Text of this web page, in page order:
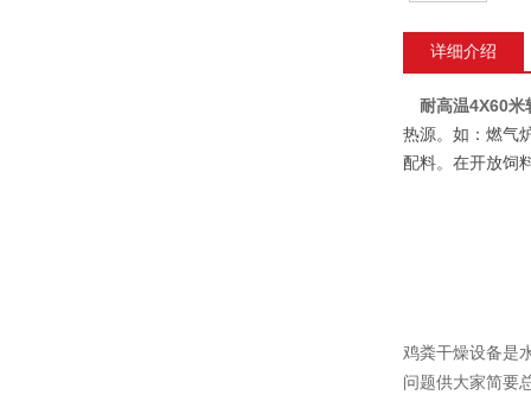
详细介绍
耐高温4X60米
热源。如：燃气
配料。在开放饲
鸡粪干燥设备是
问题供大家简要